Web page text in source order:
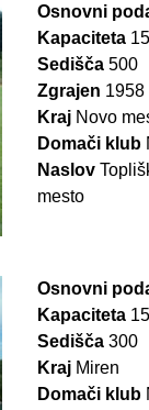
Osnovni
Kapaciteta
Sedišča 500
Zgrajen 1958
Kraj Novo
Domači klub
Naslov
mesto
Osnovni
Kapaciteta
Sedišča 300
Kraj Miren
Domači klub